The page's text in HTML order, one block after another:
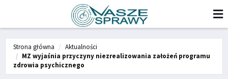
Strona główna
Aktualności
MZ wyjaśnia przyczyny niezrealizowania założeń programu
zdrowia psychicznego